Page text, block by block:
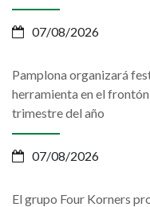
07/08/2026
Pamplona organizará
herramienta en el
trimestre del año
07/08/2026
El grupo Four Korners